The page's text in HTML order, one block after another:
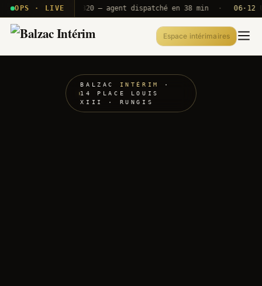
OPS · LIVE
T2E · B71 Push A320 — agent dispatché en 38 min · 06·12 UTC
Espace intérimaires
BALZAC INTÉRIM
·
14 PLACE LOUIS
XIII · RUNGIS